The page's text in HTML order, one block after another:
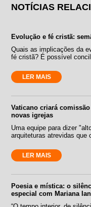
NOTÍCIAS
Evolução e fé cristã:
Quais as implicações da
fé cristã? É possível
LER MAIS
Vaticano criará
novas igrejas
Uma equipe para dizer
arquiteturas atrevidas que
LER MAIS
Poesia e mística: o
especial com Mariana